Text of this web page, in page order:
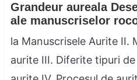
Grandeur aureala
ale manuscriselor
la Manuscrisele Aurite II.
aurite III. Diferite tipuri